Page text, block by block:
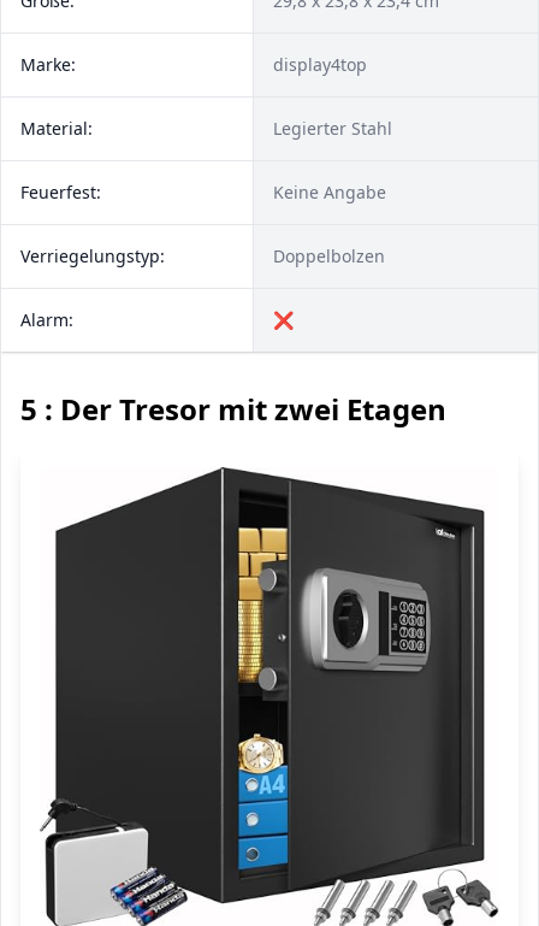
Marke: display4top
Material: Legierter Stahl
Feuerfest: Keine Angabe
Verriegelungstyp: Doppelbolzen
Alarm: ❌
5 : Der Tresor mit zwei Etagen